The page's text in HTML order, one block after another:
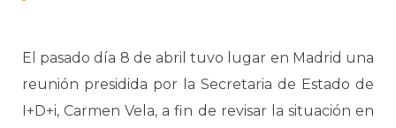
El pasado día 8 de abril tuvo lugar en Madrid una
reunión presidida por la Secretaria de Estado de
I+D+i, Carmen Vela, a fin de revisar la situación en